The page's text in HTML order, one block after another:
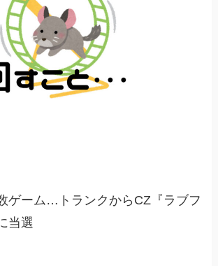
ゲーム…トランクからCZ『ラブフ
当選